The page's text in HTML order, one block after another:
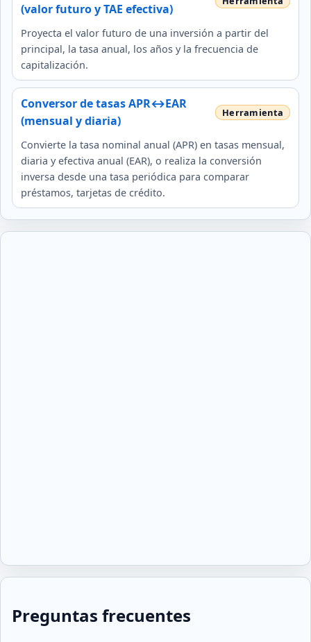
(valor futuro y TAE efectiva)
Proyecta el valor futuro de una inversión a partir del
principal, la tasa anual, los años y la frecuencia de
capitalización.
Conversor de tasas APR↔EAR
(mensual y diaria)
Convierte la tasa nominal anual (APR) en tasas mensual,
diaria y efectiva anual (EAR), o realiza la conversión
inversa desde una tasa periódica para comparar
préstamos, tarjetas de crédito.
Preguntas frecuentes